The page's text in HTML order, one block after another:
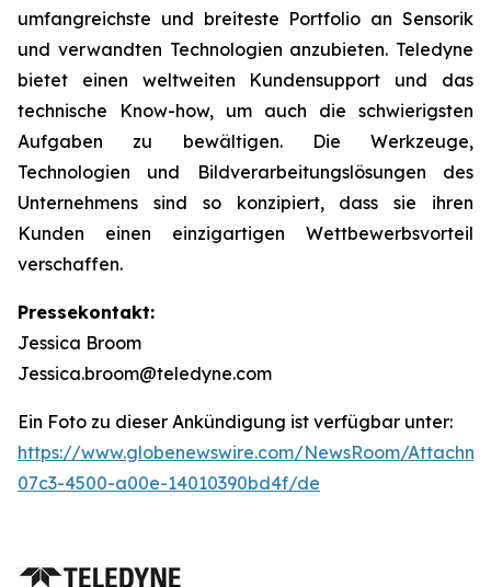
umfangreichste und breiteste Portfolio an Sensorik
und verwandten Technologien anzubieten. Teledyne
bietet einen weltweiten Kundensupport und das
technische Know-how, um auch die schwierigsten
Aufgaben zu bewältigen. Die Werkzeuge,
Technologien und Bildverarbeitungslösungen des
Unternehmens sind so konzipiert, dass sie ihren
Kunden einen einzigartigen Wettbewerbsvorteil
verschaffen.
Pressekontakt:
Jessica Broom
Jessica.broom@teledyne.com
Ein Foto zu dieser Ankündigung ist verfügbar unter:
https://www.globenewswire.com/NewsRoom/
07c3-4500-a00e-14010390bd4f/de